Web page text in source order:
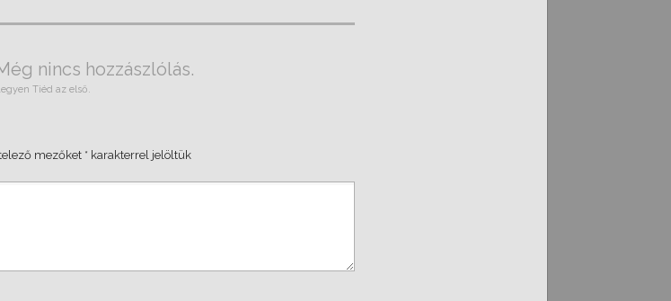
nincs hozzászlólás.
Tiéd az első.
mezőket * karakterrel jelöltük